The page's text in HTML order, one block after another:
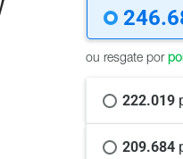
ou resgate por
222.019
209.684